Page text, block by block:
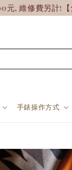
, 維修費另計!【7
手錶操作方式